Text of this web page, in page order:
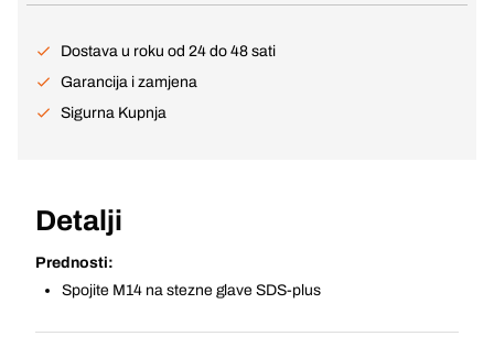
Dostava u roku od 24 do 48 sati
Garancija i zamjena
Sigurna Kupnja
Detalji
Prednosti:
Spojite M14 na stezne glave SDS-plus